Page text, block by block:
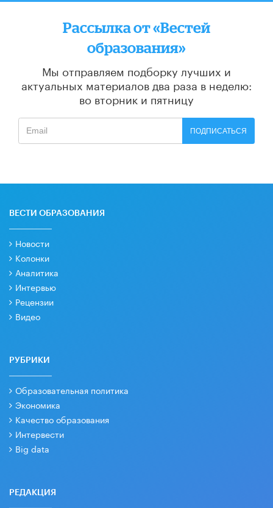
Рассылка от «Вестей
образования»
Мы отправляем подборку лучших и
актуальных материалов два раза в неделю:
во вторник и пятницу
ПОДПИСАТЬСЯ
ВЕСТИ ОБРАЗОВАНИЯ
Новости
Колонки
Аналитика
Интервью
Рецензии
Видео
РУБРИКИ
Образовательная политика
Экономика
Качество образования
Интервести
Big data
РЕДАКЦИЯ